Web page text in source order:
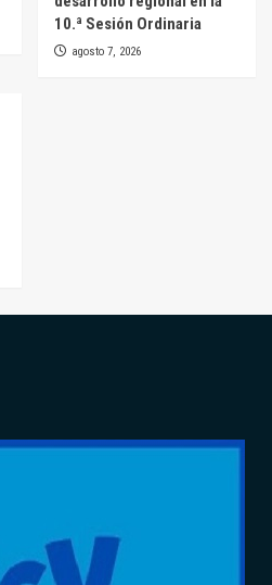
10.ª Sesión Ordinaria
agosto 7, 2026